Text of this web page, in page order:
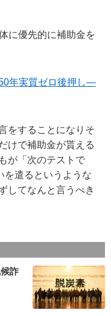
に優先的に補助金を
年実質ゼロ後押し―
をすることになりそ
けで補助金が貰える
が「次のテストで
を遣るというような
してなんと言うべき
詐